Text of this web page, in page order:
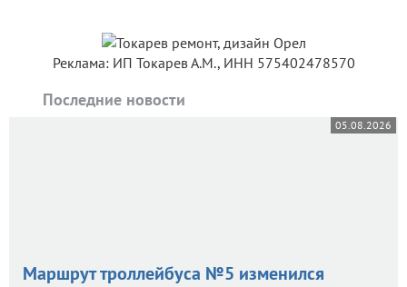
Реклама: ИП Токарев А.М., ИНН 575402478570
Последние новости
05.08.2026
Маршрут троллейбуса №5 изменился